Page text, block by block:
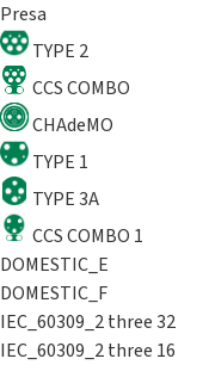
Presa
TYPE 2
CCS COMBO
CHAdeMO
TYPE 1
TYPE 3A
CCS COMBO 1
DOMESTIC_E
DOMESTIC_F
IEC_60309_2 three 32
IEC_60309_2 three 16